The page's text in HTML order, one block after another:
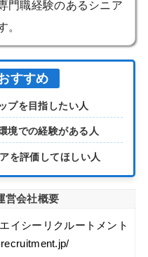
門職経験のあるシニア
。
すすめ
プを目指したい人
境での経験がある人
を評価してほしい人
営会社概要
イシーリクルートメント